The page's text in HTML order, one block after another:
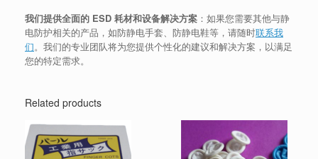
我们提供全面的 ESD 耗材和设备解决方案 ：如果您需要其他与静
电防护相关的产品，如防静电手套、防静电鞋等，请随时联系我
们。我们的专业团队将为您提供个性化的建议和解决方案，以满足
您的特定需求。
Related products